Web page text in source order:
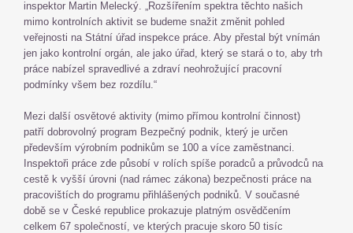
inspektor Martin Melecký. „Rozšířením spektra těchto našich
mimo kontrolních aktivit se budeme snažit změnit pohled
veřejnosti na Státní úřad inspekce práce. Aby přestal být vnímán
jen jako kontrolní orgán, ale jako úřad, který se stará o to, aby trh
práce nabízel spravedlivé a zdraví neohrožující pracovní
podmínky všem bez rozdílu.“
Mezi další osvětové aktivity (mimo přímou kontrolní činnost)
patří dobrovolný program Bezpečný podnik, který je určen
především výrobním podnikům se 100 a více zaměstnanci.
Inspektoři práce zde působí v rolích spíše poradců a průvodců na
cestě k vyšší úrovni (nad rámec zákona) bezpečnosti práce na
pracovištích do programu přihlášených podniků. V současné
době se v České republice prokazuje platným osvědčením
celkem 67 společností, ve kterých pracuje skoro 50 tisíc